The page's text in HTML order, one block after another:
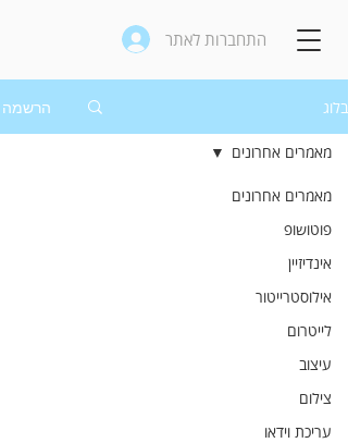
התחברות לאתר
בלוג הרשמה
מאמרים אחרונים
פוטושופ
אינדיזיין
אילוסטרייטור
לייטרום
עיצוב
צילום
עריכת וידאו
מאמרים אחרונים